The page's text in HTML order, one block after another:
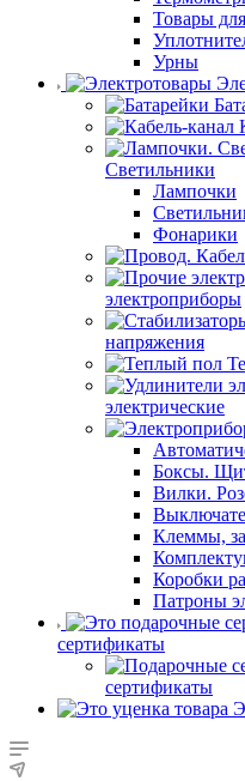
Товары
Урны
Светильники
Лампочки
Фонарики
электроприборы
напряжения
электрические
Боксы.
Вилки.
Клеммы,
Коробки
Патроны
сертификаты
сертификаты